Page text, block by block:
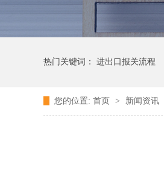
热门关键词： 进出口报关流程
您的位置: 首页 > 新闻资讯